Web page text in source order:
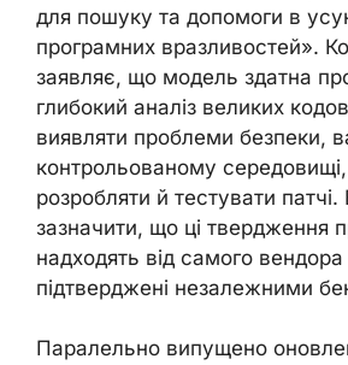
для пошуку та допомоги в
програмних вразливостей».
заявляє, що модель здатна
глибокий аналіз великих
виявляти проблеми безпеки,
контрольованому
розробляти й тестувати патчі.
зазначити, що ці твердження
надходять від самого вендора
підтверджені незалежними
Паралельно випущено